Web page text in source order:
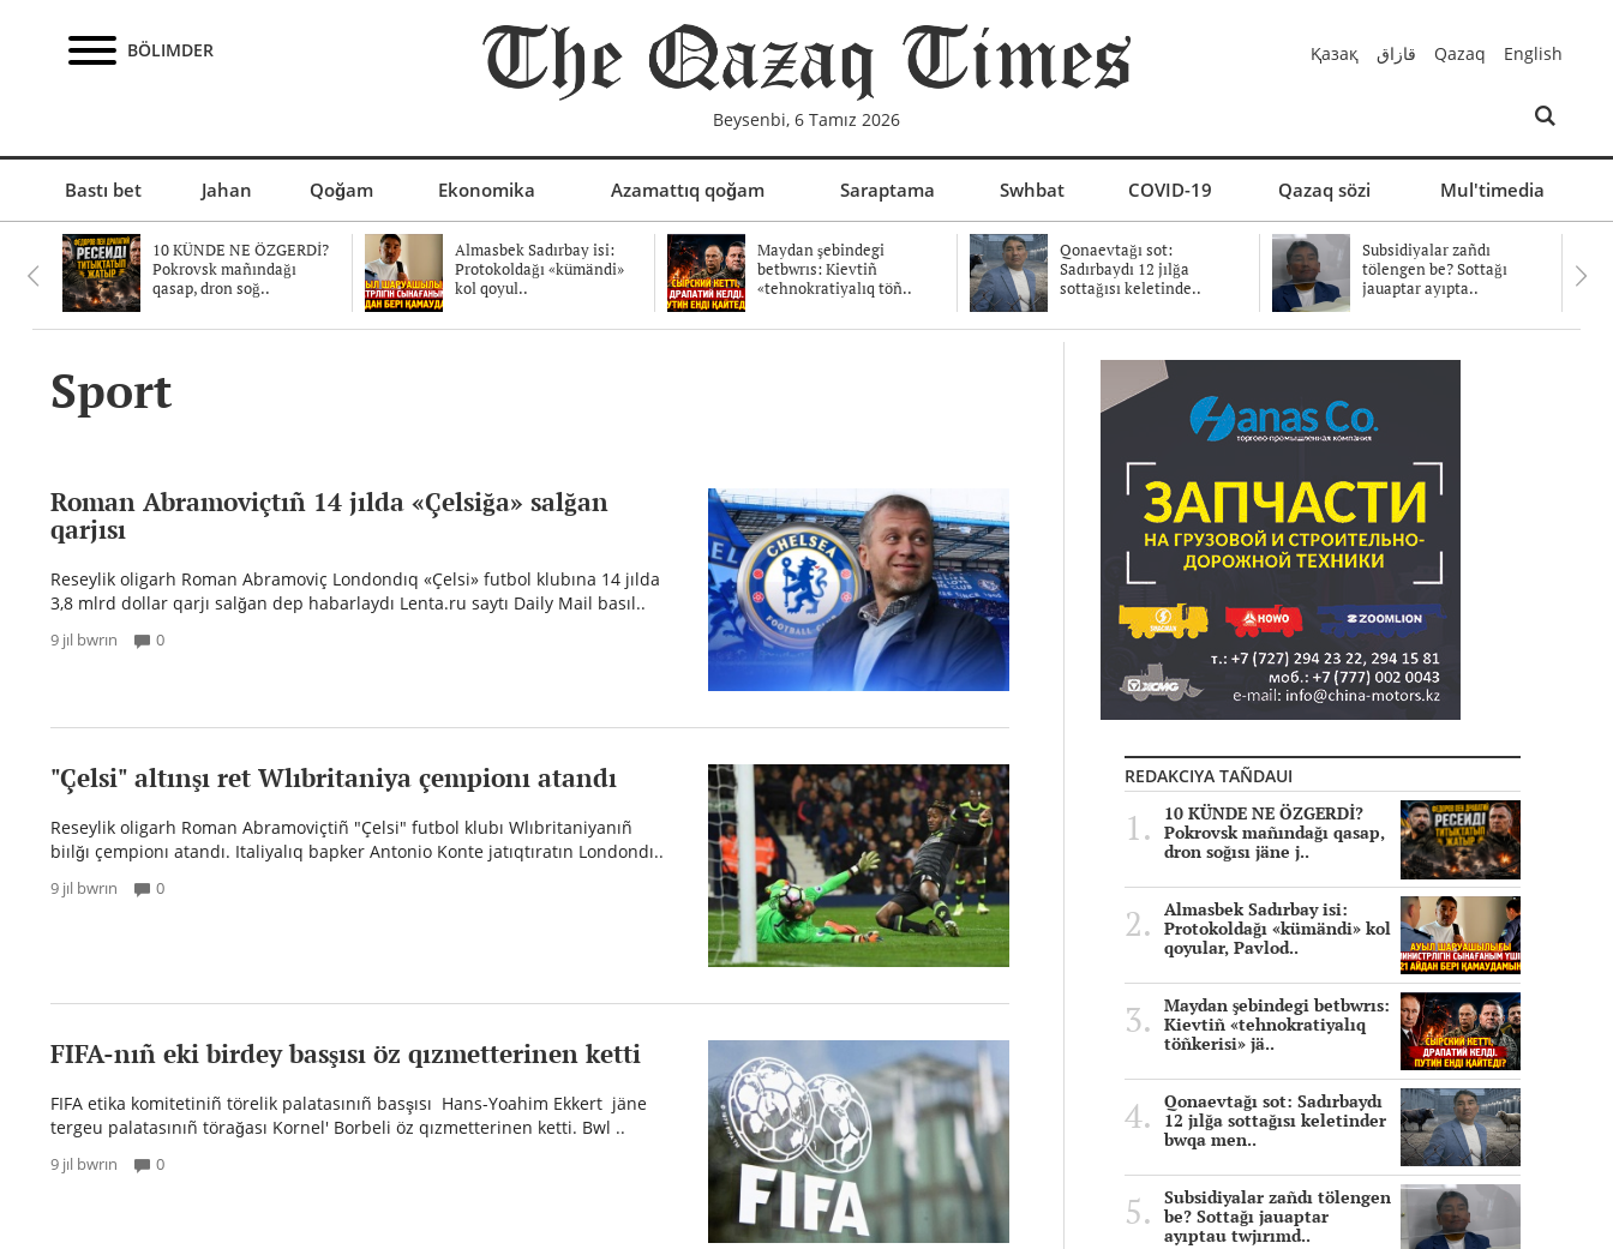
BÖLIMDER
Beysenbi, 6 Tamız 2026
Қазақ قازاق Qazaq English
Bastı bet Jahan Qoğam Ekonomika Azamattıq qoğam Saraptama Swhbat COVID-19 Qazaq sözi Mul'timedia
10 KÜNDE NE ÖZGERDİ?
Pokrovsk mañındağı
qasap, dron soğ..
Almasbek Sadırbay isi:
Protokoldağı «kümändi»
kol qoyul..
Maydan şebindegi
betbwrıs: Kievtiñ
«tehnokratiyalıq töñ..
Qonaevtağı sot:
Sadırbaydı 12 jılğa
sottağısı keletinde..
Subsidiyalar zañdı
tölengen be? Sottağı
jauaptar ayıpta..
Sport
Roman Abramoviçtıñ 14 jılda «Çelsiğa» salğan
qarjısı
Reseylik oligarh Roman Abramoviç Londondıq «Çelsi» futbol klubına 14 jılda
3,8 mlrd dollar qarjı salğan dep habarlaydı Lenta.ru saytı Daily Mail basıl..
9 jıl bwrın 0
"Çelsi" altınşı ret Wlıbritaniya çempionı atandı
Reseylik oligarh Roman Abramoviçtiñ "Çelsi" futbol klubı Wlıbritaniyanıñ
biılğı çempionı atandı. Italiyalıq bapker Antonio Konte jatıqtıratın Londondı..
9 jıl bwrın 0
FIFA-nıñ eki birdey basşısı öz qızmetterinen ketti
FIFA etika komitetiniñ törelik palatasınıñ basşısı Hans-Yoahim Ekkert jäne
tergeu palatasınıñ törağası Kornel' Borbeli öz qızmetterinen ketti. Bwl ..
9 jıl bwrın 0
REDAKCIYA TAÑDAUI
10 KÜNDE NE ÖZGERDİ?
Pokrovsk mañındağı qasap,
dron soğısı jäne j..
Almasbek Sadırbay isi:
Protokoldağı «kümändi» kol
qoyular, Pavlod..
Maydan şebindegi betbwrıs:
Kievtiñ «tehnokratiyalıq
töñkerisi» jä..
Qonaevtağı sot: Sadırbaydı
12 jılğa sottağısı keletinder
bwqa men..
Subsidiyalar zañdı tölengen
be? Sottağı jauaptar
ayıptau twjırımd..